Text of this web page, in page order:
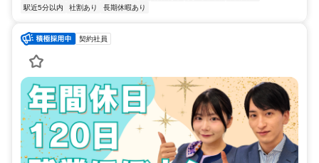
駅近5分以内
社割あり 長期休暇あり
契約社員